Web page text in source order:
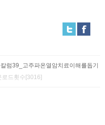
럼39_고주파온열암치료이해를돕기
로드횟수[3016]